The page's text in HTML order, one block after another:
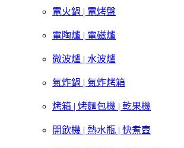
電火鍋 | 電烤盤
電陶爐 | 電磁爐
微波爐 | 水波爐
氣炸鍋 | 氣炸烤箱
烤箱 | 烤麵包機 | 乾果機
開飲機 | 熱水瓶 | 快煮壺